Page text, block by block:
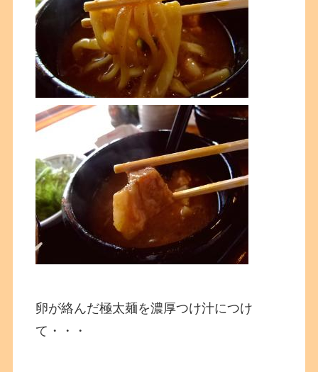
卵が絡んだ極太麺を濃厚つけ汁につけ
て・・・